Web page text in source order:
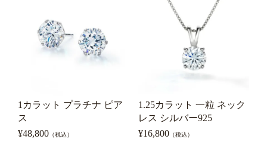
1カラット プラチナ ピア
ス
¥48,800 （税込）
1.25カラット 一粒 ネック
レス シルバー925
¥16,800 （税込）